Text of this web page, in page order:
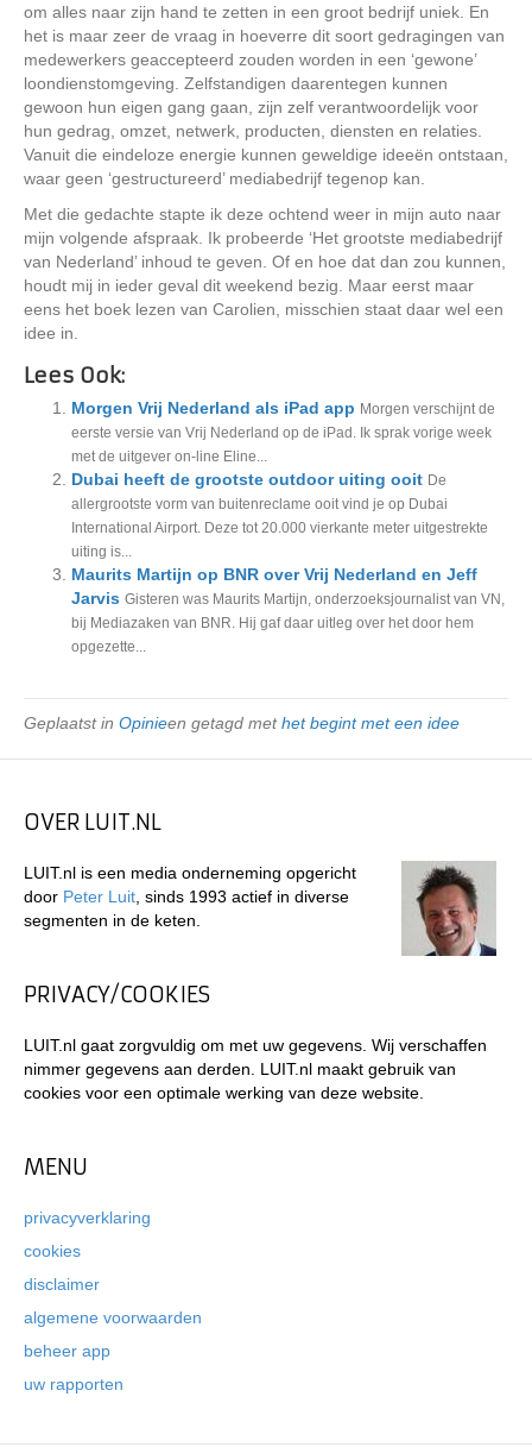
om alles naar zijn hand te zetten in een groot bedrijf uniek. En
het is maar zeer de vraag in hoeverre dit soort gedragingen van
medewerkers geaccepteerd zouden worden in een ‘gewone’
loondienstomgeving. Zelfstandigen daarentegen kunnen
gewoon hun eigen gang gaan, zijn zelf verantwoordelijk voor
hun gedrag, omzet, netwerk, producten, diensten en relaties.
Vanuit die eindeloze energie kunnen geweldige ideeën ontstaan,
waar geen ‘gestructureerd’ mediabedrijf tegenop kan.
Met die gedachte stapte ik deze ochtend weer in mijn auto naar
mijn volgende afspraak. Ik probeerde ‘Het grootste mediabedrijf
van Nederland’ inhoud te geven. Of en hoe dat dan zou kunnen,
houdt mij in ieder geval dit weekend bezig. Maar eerst maar
eens het boek lezen van Carolien, misschien staat daar wel een
idee in.
Lees Ook:
Morgen Vrij Nederland als iPad app Morgen verschijnt de
eerste versie van Vrij Nederland op de iPad. Ik sprak vorige week
met de uitgever on-line Eline...
Dubai heeft de grootste outdoor uiting ooit De
allergrootste vorm van buitenreclame ooit vind je op Dubai
International Airport. Deze tot 20.000 vierkante meter uitgestrekte
uiting is...
Maurits Martijn op BNR over Vrij Nederland en Jeff
Jarvis Gisteren was Maurits Martijn, onderzoeksjournalist van VN,
bij Mediazaken van BNR. Hij gaf daar uitleg over het door hem
opgezette...
Geplaatst in Opinieen getagd methet begint met een idee
OVER LUIT.NL
LUIT.nl is een media onderneming opgericht
door Peter Luit , sinds 1993 actief in diverse
segmenten in de keten.
PRIVACY/COOKIES
LUIT.nl gaat zorgvuldig om met uw gegevens. Wij verschaffen
nimmer gegevens aan derden. LUIT.nl maakt gebruik van
cookies voor een optimale werking van deze website.
MENU
privacyverklaring
cookies
disclaimer
algemene voorwaarden
beheer app
uw rapporten